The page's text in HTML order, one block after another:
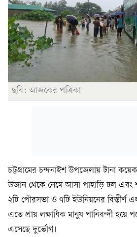
ছবি: আজকের পত্রিকা
চট্টগ্রামের চন্দনাইশ উপজেলায় টানা
উজান থেকে নেমে আসা পাহাড়ি ঢল এবং
২টি পৌরসভা ও ৭টি ইউনিয়নের বিস্তীর্ণ
এতে প্রায় লক্ষাধিক মানুষ পানিবন্দী হয়ে
এসেছে দুর্ভোগ।